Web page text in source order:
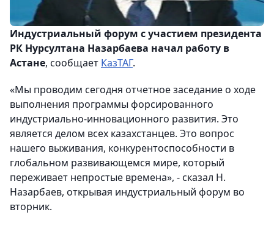
Индустриальный форум с участием президента
РК Нурсултана Назарбаева начал работу в
Астане, сообщает КазТАГ.
«Мы проводим сегодня отчетное заседание о ходе
выполнения программы форсированного
индустриально-инновационного развития. Это
является делом всех казахстанцев. Это вопрос
нашего выживания, конкурентоспособности в
глобальном развивающемся мире, который
переживает непростые времена», - сказал Н.
Назарбаев, открывая индустриальный форум во
вторник.